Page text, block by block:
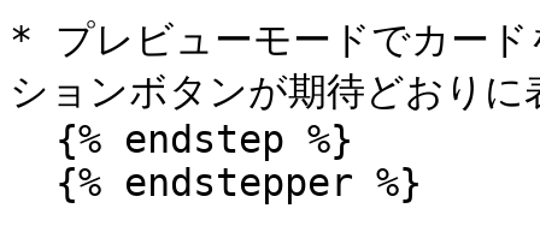
* プレビューモードでカード
ションボタンが期待どおり